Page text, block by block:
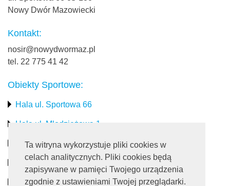
Ta witryna wykorzystuje pliki cookies w
celach analitycznych. Pliki cookies będą
zapisywane w pamięci Twojego urządzenia
zgodnie z ustawieniami Twojej przeglądarki.
Nowy Dwór Mazowiecki
Kontakt:
nosir@nowydwormaz.pl
tel. 22 775 41 42
Obiekty Sportowe:
Hala ul. Sportowa 66
Hala ul. Młodzieżowa 1
Stadion miejski
Obiekty rekreacyjne
Pływalnia